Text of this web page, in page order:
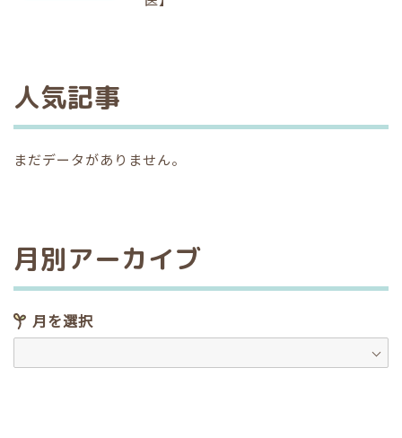
人気記事
まだデータがありません。
月別アーカイブ
月を選択